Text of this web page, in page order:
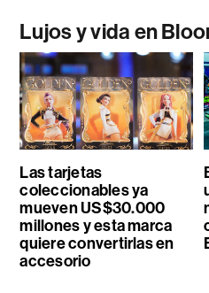
Lujos y vida en
Las tarjetas
coleccionables ya
mueven US$30.000
millones y esta marca
quiere convertirlas en
accesorio